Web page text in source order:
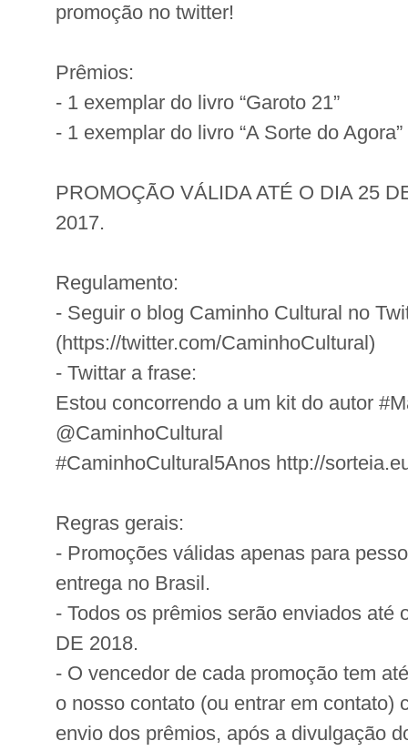
promoção no twitter!
Prêmios:
- 1 exemplar do livro “Garoto 21”
- 1 exemplar do livro “A Sorte do Agora”
PROMOÇÃO VÁLIDA ATÉ O DIA 25
2017.
Regulamento:
- Seguir o blog Caminho Cultural no
(https://twitter.com/CaminhoCultural)
- Twittar a frase:
Estou concorrendo a um kit do autor
@CaminhoCultural
#CaminhoCultural5Anos http://
Regras gerais:
- Promoções válidas apenas para
entrega no Brasil.
- Todos os prêmios serão enviados até
DE 2018.
- O vencedor de cada promoção tem
o nosso contato (ou entrar em contato)
envio dos prêmios, após a divulgação